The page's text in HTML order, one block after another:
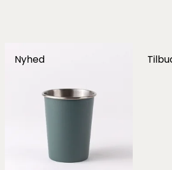
Nyhed